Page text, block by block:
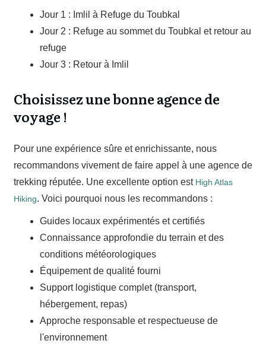
Jour 1 : Imlil à Refuge du Toubkal
Jour 2 : Refuge au sommet du Toubkal et retour au
refuge
Jour 3 : Retour à Imlil
Choisissez une bonne agence de
voyage !
Pour une expérience sûre et enrichissante, nous
recommandons vivement de faire appel à une agence de
trekking réputée. Une excellente option est High Atlas
Hiking. Voici pourquoi nous les recommandons :
Guides locaux expérimentés et certifiés
Connaissance approfondie du terrain et des
conditions météorologiques
Équipement de qualité fourni
Support logistique complet (transport,
hébergement, repas)
Approche responsable et respectueuse de
l'environnement